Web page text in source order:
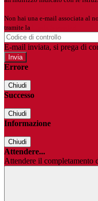
Non hai una e-mail associata al
tramite la
E-mail inviata, si prega di
Errore
Chiudi
Successo
Chiudi
Informazione
Chiudi
Attendere...
Attendere il completamento